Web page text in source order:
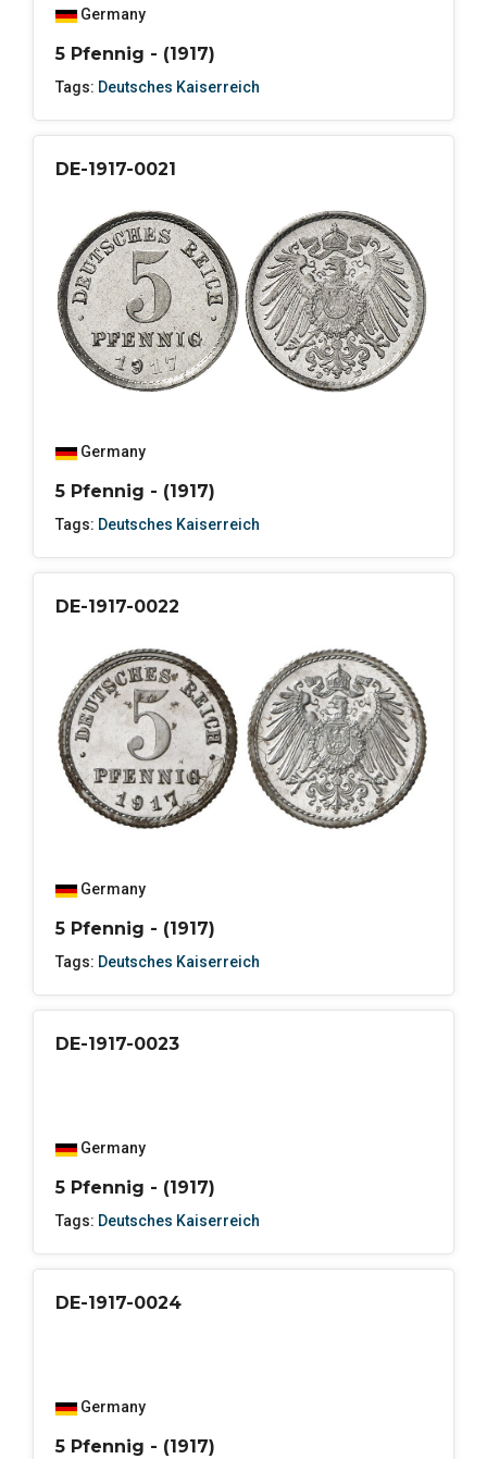
Germany
5 Pfennig - (1917)
Tags: Deutsches Kaiserreich
DE-1917-0021
Germany
5 Pfennig - (1917)
Tags: Deutsches Kaiserreich
DE-1917-0022
Germany
5 Pfennig - (1917)
Tags: Deutsches Kaiserreich
DE-1917-0023
Germany
5 Pfennig - (1917)
Tags: Deutsches Kaiserreich
DE-1917-0024
Germany
5 Pfennig - (1917)